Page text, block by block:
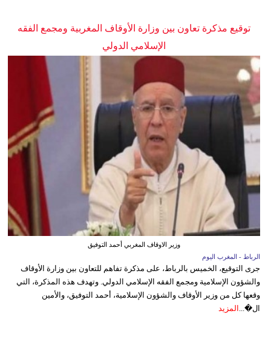
توقيع مذكرة تعاون بين وزارة الأوقاف المغربية ومجمع الفقه
الإسلامي الدولي
وزير الاوقاف المغربي أحمد التوفيق
الرباط - المغرب اليوم
جرى التوقيع، الخميس بالرباط، على مذكرة تفاهم للتعاون بين وزارة الأوقاف
والشؤون الإسلامية ومجمع الفقه الإسلامي الدولي. وتهدف هذه المذكرة، التي
وقعها كل من وزير الأوقاف والشؤون الإسلامية، أحمد التوفيق، والأمين
ال�... المزيد